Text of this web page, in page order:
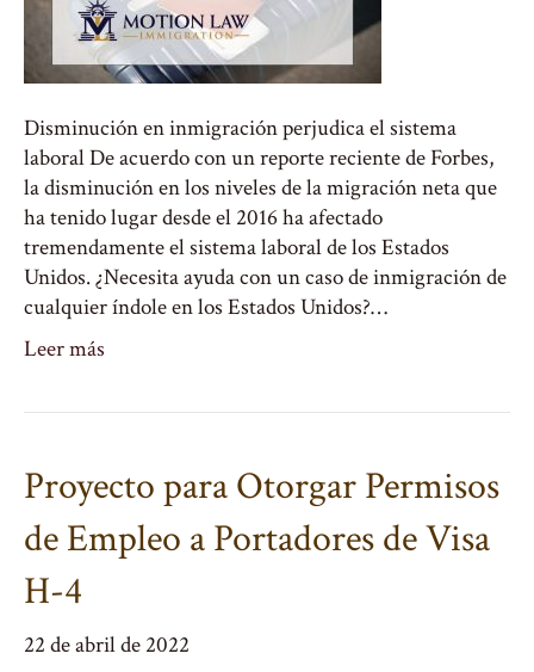
Disminución en inmigración perjudica el sistema
laboral De acuerdo con un reporte reciente de Forbes,
la disminución en los niveles de la migración neta que
ha tenido lugar desde el 2016 ha afectado
tremendamente el sistema laboral de los Estados
Unidos. ¿Necesita ayuda con un caso de inmigración de
cualquier índole en los Estados Unidos?…
Leer más
Proyecto para Otorgar Permisos
de Empleo a Portadores de Visa
H-4
22 de abril de 2022